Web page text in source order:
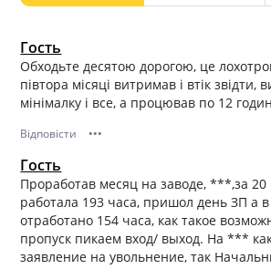
Гость
Обходьте десятою дорогою, це
півтора місяці витримав і втік звідти,
мінімалку і все, а процював по 12 годин
Відповісти •••
Гость
Проработав месяц на заводе, ***,за
работала 193 часа, пришол день ЗП а
отработано 154 часа, как такое
пропуск пикаем вход/ выход. На ***
заявление на увольнение, так